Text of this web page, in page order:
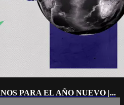
PARA EL AÑO NUEVO |...